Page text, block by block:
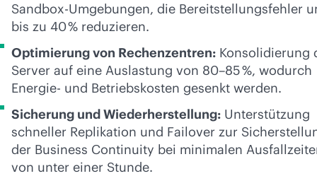
Sandbox-Umgebungen, die Bereitstellungsfehler
bis zu 40 % reduzieren.
Optimierung von Rechenzentren: Konsolidierung
Server auf eine Auslastung von 80–85 %, wodurch
Energie- und Betriebskosten gesenkt werden.
Sicherung und Wiederherstellung: Unterstützung
schneller Replikation und Failover zur
der Business Continuity bei minimalen
von unter einer Stunde.